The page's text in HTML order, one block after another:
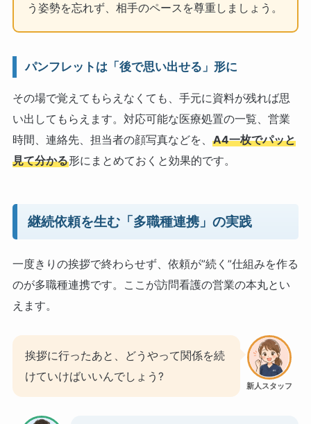
う姿勢を忘れず、相手のペースを尊重しましょう。
パンフレットは「後で思い出せる」形に
その場で覚えてもらえなくても、手元に資料が残れば思
い出してもらえます。対応可能な医療処置の一覧、営業
時間、連絡先、担当者の顔写真などを、 A4一枚でパッと
見て分かる形にまとめておくと効果的です。
継続依頼を生む「多職種連携」の実践
一度きりの挨拶で終わらせず、依頼が”続く”仕組みを作る
のが多職種連携です。ここが訪問看護の営業の本丸とい
えます。
新人スタッフ
挨拶に行ったあと、どうやって関係を続
けていけばいいんでしょう?